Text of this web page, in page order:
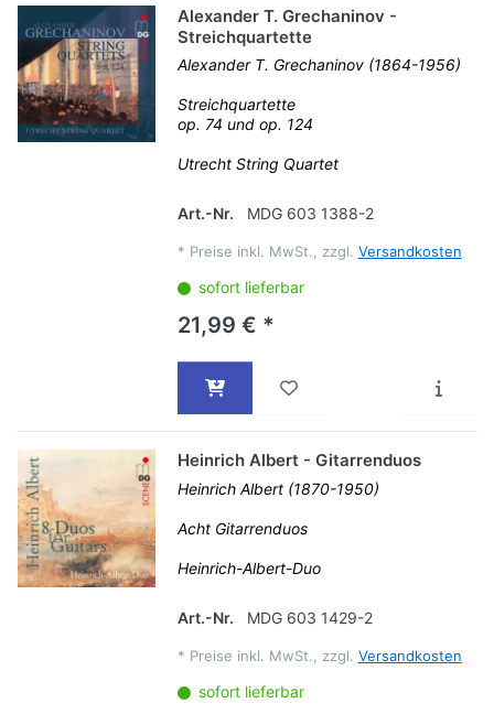
Alexander T. Grechaninov -
Streichquartette
Alexander T. Grechaninov (1864-1956)
Streichquartette
op. 74 und op. 124
Utrecht String Quartet
Art.-Nr. MDG 603 1388-2
* Preise inkl. MwSt., zzgl. Versandkosten
sofort lieferbar
21,99 € *
Heinrich Albert - Gitarrenduos
Heinrich Albert (1870-1950)
Acht Gitarrenduos
Heinrich-Albert-Duo
Art.-Nr. MDG 603 1429-2
* Preise inkl. MwSt., zzgl. Versandkosten
sofort lieferbar